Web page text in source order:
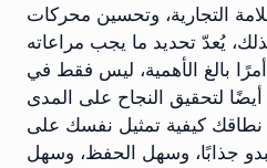
التجارية، وتحسين محركات
يُعدّ تحديد ما يجب مراعاته
بالغ الأهمية، ليس فقط في
أيضًا لتحقيق النجاح على المدى
نطاقك كيفية تمثيل نفسك على
جذابًا، وسهل الحفظ، وسهل